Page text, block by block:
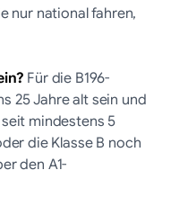
nur national fahren,
Für die B196-
25 Jahre alt sein und
mindestens 5
die Klasse B noch
den A1-